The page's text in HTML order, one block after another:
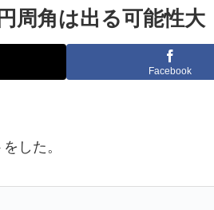
周角は出る可能性大
Facebook
した。